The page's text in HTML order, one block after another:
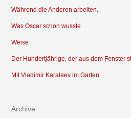
Während die Anderen arbeiten.
Was Oscar schon wusste
Weise
Der Hundertjährige, der aus dem Fenster
Mit Vladimir Karaleev im Garten
Archive